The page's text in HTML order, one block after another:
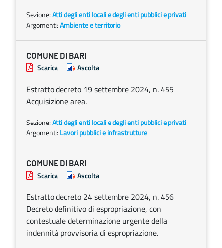
Sezione:Atti degli enti locali e degli enti pubblici e privati
Argomenti:Ambiente e territorio
COMUNE DI BARI
Scarica Ascolta
Estratto decreto 19 settembre 2024, n. 455
Acquisizione area.
Sezione:Atti degli enti locali e degli enti pubblici e privati
Argomenti: Lavori pubblici e infrastrutture
COMUNE DI BARI
Scarica Ascolta
Estratto decreto 24 settembre 2024, n. 456
Decreto definitivo di espropriazione, con
contestuale determinazione urgente della
indennità provvisoria di espropriazione.